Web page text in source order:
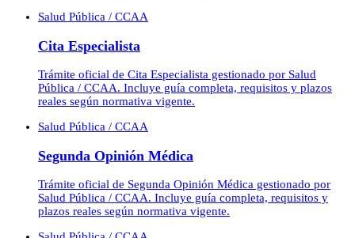
Salud Pública / CCAA
Cita Especialista
Trámite oficial de Cita Especialista gestionado por Salud
Pública / CCAA. Incluye guía completa, requisitos y plazos
reales según normativa vigente.
Salud Pública / CCAA
Segunda Opinión Médica
Trámite oficial de Segunda Opinión Médica gestionado por
Salud Pública / CCAA. Incluye guía completa, requisitos y
plazos reales según normativa vigente.